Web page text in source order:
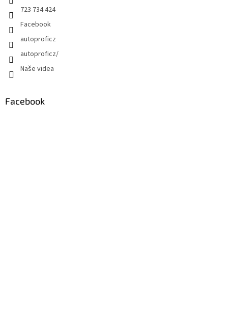
723 734 424
Facebook
autoproficz
autoproficz/
Naše videa
Facebook